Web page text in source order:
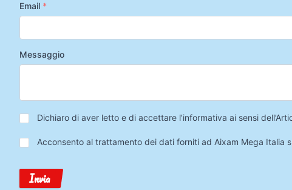
Email *
Messaggio
Privacy*
Dichiaro di aver letto e di accettare l’informativa ai sensi
Trattamento
Dati
Acconsento al trattamento dei dati forniti ad Aixam Mega Italia
Invia